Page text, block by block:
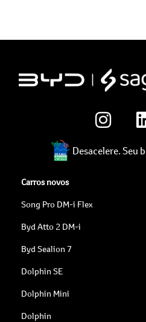
Desacelere. Seu
Carros novos
Song Pro DM-i Flex
Byd Atto 2 DM-i
Byd Sealion 7
Dolphin SE
Dolphin Mini
Dolphin